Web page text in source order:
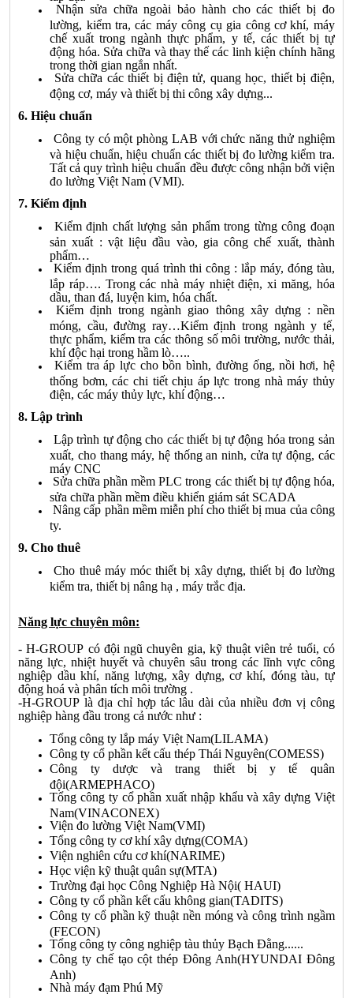
Nhận sửa chữa ngoài bảo hành cho các thiết bị đo
lường, kiểm tra, các máy công cụ gia công cơ khí, máy
chế xuất trong ngành thực phẩm, y tế, các thiết bị tự
động hóa. Sửa chữa và thay thế các linh kiện chính hãng
trong thời gian ngắn nhất.
Sửa chữa các thiết bị điện tử, quang học, thiết bị điện,
động cơ, máy và thiết bị thi công xây dựng...
6. Hiệu chuẩn
Công ty có một phòng LAB với chức năng thử nghiệm
và hiệu chuẩn, hiệu chuẩn các thiết bị đo lường kiểm tra.
Tất cả quy trình hiệu chuẩn đều được công nhận bởi viện
đo lường Việt Nam (VMI).
7. Kiểm định
Kiểm định chất lượng sản phẩm trong từng công đoạn
sản xuất : vật liệu đầu vào, gia công chế xuất, thành
phẩm…
Kiểm định trong quá trình thi công : lắp máy, đóng tàu,
lắp ráp…. Trong các nhà máy nhiệt điện, xi măng, hóa
dầu, than đá, luyện kim, hóa chất.
Kiểm định trong ngành giao thông xây dựng : nền
móng, cầu, đường ray…Kiểm định trong ngành y tế,
thực phẩm, kiểm tra các thông số môi trường, nước thải,
khí độc hại trong hầm lò…..
Kiểm tra áp lực cho bồn bình, đường ống, nồi hơi, hệ
thống bơm, các chi tiết chịu áp lực trong nhà máy thủy
điện, các máy thủy lực, khí động…
8. Lập trình
Lập trình tự động cho các thiết bị tự động hóa trong sản
xuất, cho thang máy, hệ thống an ninh, cửa tự động, các
máy CNC
Sửa chữa phần mềm PLC trong các thiết bị tự động hóa,
sửa chữa phần mềm điều khiển giám sát SCADA
Nâng cấp phần mềm miễn phí cho thiết bị mua của công
ty.
9. Cho thuê
Cho thuê máy móc thiết bị xây dựng, thiết bị đo lường
kiểm tra, thiết bị nâng hạ , máy trắc địa.
Năng lực chuyên môn:
-H-GROUP có đội ngũ chuyên gia, kỹ thuật viên trẻ tuổi, có
năng lực, nhiệt huyết và chuyên sâu trong các lĩnh vực công
nghiệp dầu khí, năng lượng, xây dựng, cơ khí, đóng tàu, tự
động hoá và phân tích môi trường .
-H-GROUP là địa chỉ hợp tác lâu dài của nhiều đơn vị công
nghiệp hàng đầu trong cả nước như :
Tổng công ty lắp máy Việt Nam(LILAMA)
Công ty cổ phần kết cấu thép Thái Nguyên(COMESS)
Công ty dược và trang thiết bị y tế quân
đội(ARMEPHACO)
Tổng công ty cổ phần xuất nhập khẩu và xây dựng Việt
Nam(VINACONEX)
Viện đo lường Việt Nam(VMI)
Tổng công ty cơ khí xây dựng(COMA)
Viện nghiên cứu cơ khí(NARIME)
Học viện kỹ thuật quân sự(MTA)
Trường đại học Công Nghiệp Hà Nội( HAUI)
Công ty cổ phần kết cấu không gian(TADITS)
Công ty cổ phần kỹ thuật nền móng và công trình ngầm
(FECON)
Tổng công ty công nghiệp tàu thủy Bạch Đằng......
Công ty chế tạo cột thép Đông Anh(HYUNDAI Đông
Anh)
Nhà máy đạm Phú Mỹ